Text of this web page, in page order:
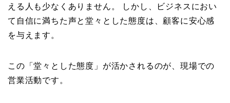
える人も少なくありません。 しかし、ビジネスにおい
て自信に満ちた声と堂々とした態度は、顧客に安心感
を与えます。
この「堂々とした態度」が活かされるのが、現場での
営業活動です。